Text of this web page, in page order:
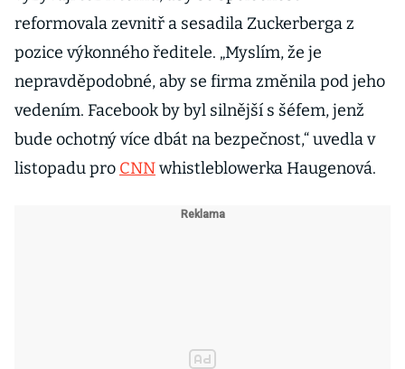
reformovala zevnitř a sesadila Zuckerberga z
pozice výkonného ředitele. „Myslím, že je
nepravděpodobné, aby se firma změnila pod jeho
vedením. Facebook by byl silnější s šéfem, jenž
bude ochotný více dbát na bezpečnost,“ uvedla v
listopadu pro CNNwhistleblowerka Haugenová.